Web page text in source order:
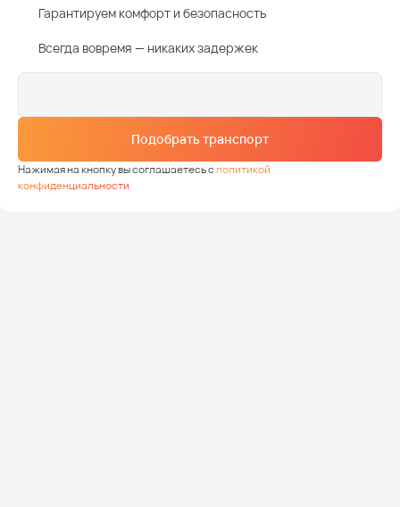
Гарантируем комфорт и безопасность
Всегда вовремя — никаких задержек
Подобрать транспорт
Нажимая на кнопку вы соглашаетесь сполитикой
конфиденциальности